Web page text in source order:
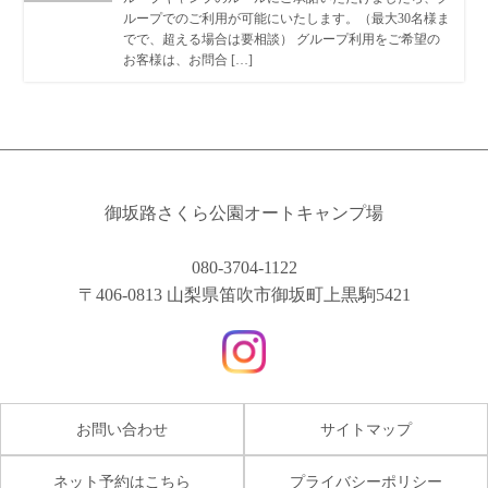
ループでのご利用が可能にいたします。（最大30名様ま
でで、超える場合は要相談） グループ利用をご希望の
お客様は、お問合 […]
御坂路さくら公園オートキャンプ場
080-3704-1122
〒406-0813 山梨県笛吹市御坂町上黒駒5421
お問い合わせ サイトマップ
ネット予約はこちら プライバシーポリシー